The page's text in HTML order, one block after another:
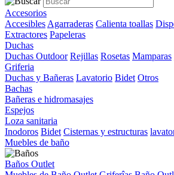
Accesorios
Accesibles Agarraderas Calienta toallas
Extractores Papeleras
Duchas
Duchas Outdoor Rejillas Rosetas Mamparas
Griferia
Duchas y Bañeras Lavatorio Bidet Otros
Bachas
Bañeras e hidromasajes
Espejos
Loza sanitaria
Inodoros Bidet Cisternas y estructuras
Muebles de baño
Baños Outlet